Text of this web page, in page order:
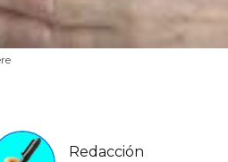
Redacción